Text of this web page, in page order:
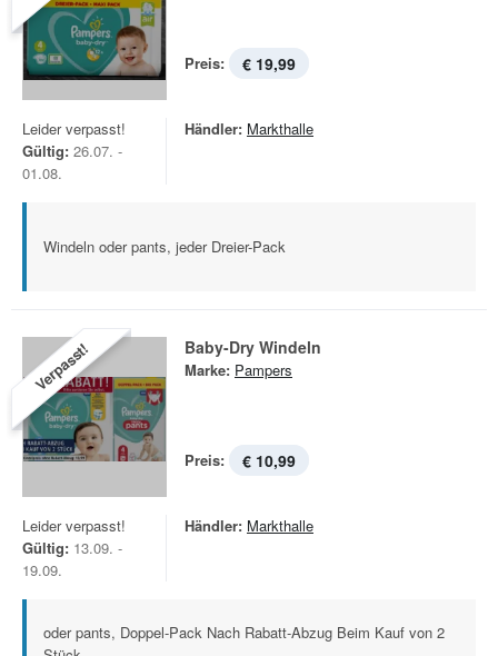
Preis: € 19,99
Leider verpasst!
Gültig: 26.07. -
01.08.
Händler: Markthalle
Windeln oder pants, jeder Dreier-Pack
Verpasst! Baby-Dry Windeln
Marke: Pampers
Preis: € 10,99
Leider verpasst!
Gültig: 13.09. -
19.09.
Händler: Markthalle
oder pants, Doppel-Pack Nach Rabatt-Abzug Beim Kauf von 2